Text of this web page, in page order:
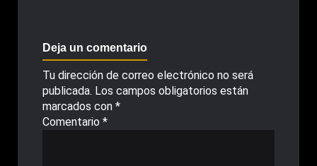
Deja un comentario
Tu dirección de correo electrónico no será
publicada. Los campos obligatorios están
marcados con *
Comentario *